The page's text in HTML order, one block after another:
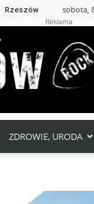
Rzeszów sobota,
Reklama
ZDROWIE, URODA